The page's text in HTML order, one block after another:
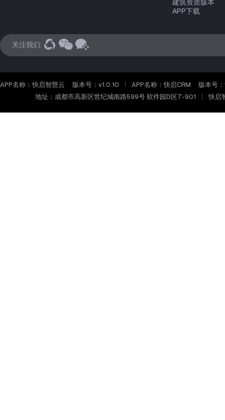
建筑资质版本
APP下载
关注我们:
APP名称：快启智慧云 版本号：v1.0.10 APP名称：快启CRM
版本号
地址：成都市高新区世纪城南路599号 软件园D区7-901
快启